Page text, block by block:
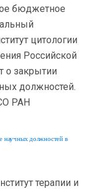
бюджетное
цитологии
Российской
о закрытии
должностей.
РАН
научных должностей в
терапии и